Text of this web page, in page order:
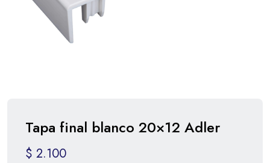
Tapa final blanco 20×12 Adler
$ 2.100